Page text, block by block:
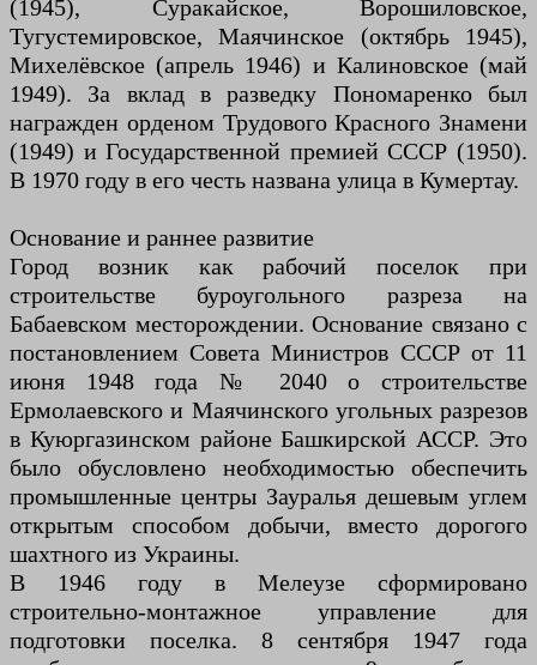
(1945), Суракайское, Ворошиловское,
Тугустемировское, Маячинское (октябрь 1945),
Михелёвское (апрель 1946) и Калиновское (май
1949). За вклад в разведку Пономаренко был
награжден орденом Трудового Красного Знамени
(1949) и Государственной премией СССР (1950).
В 1970 году в его честь названа улица в Кумертау.
Основание и раннее развитие
Город возник как рабочий поселок при
строительстве буроугольного разреза на
Бабаевском месторождении. Основание связано с
постановлением Совета Министров СССР от 11
июня 1948 года № 2040 о строительстве
Ермолаевского и Маячинского угольных разрезов
в Куюргазинском районе Башкирской АССР. Это
было обусловлено необходимостью обеспечить
промышленные центры Зауралья дешевым углем
открытым способом добычи, вместо дорогого
шахтного из Украины.
В 1946 году в Мелеузе сформировано
строительно-монтажное управление для
подготовки поселка. 8 сентября 1947 года